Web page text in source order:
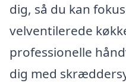
dig, så du kan
velventilerede
professionelle
dig med